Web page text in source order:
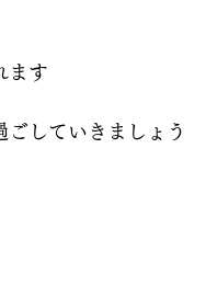
ます
していきましょう